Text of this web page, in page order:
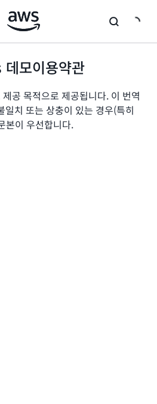
모이용약관
공 목적으로 제공됩니다. 이 번역
일치 또는 상충이 있는 경우(특히
본이 우선합니다.